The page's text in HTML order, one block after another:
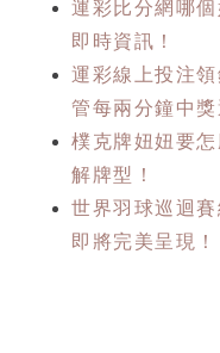
運彩比分網哪
即時資訊！
運彩線上投注
管每兩分鐘中獎
樸克牌妞妞要
解牌型！
世界羽球巡迴
即將完美呈現！